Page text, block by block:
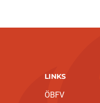
LINKS
ÖBFV